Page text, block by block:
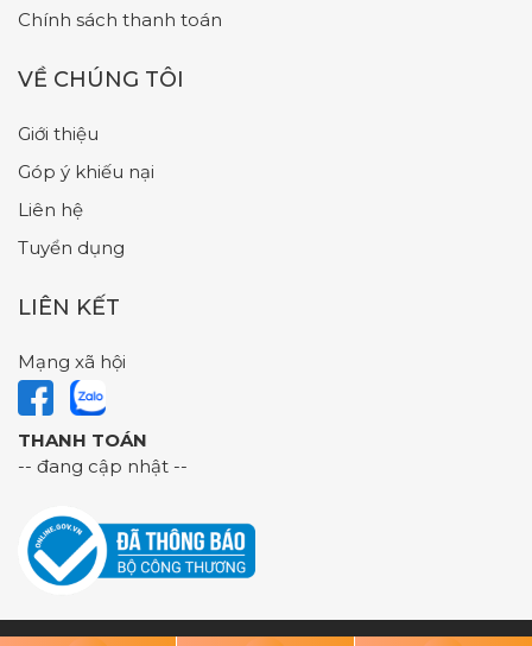
Chính sách thanh toán
VỀ CHÚNG TÔI
Giới thiệu
Góp ý khiếu nại
Liên hệ
Tuyển dụng
LIÊN KẾT
Mạng xã hội
THANH TOÁN
-- đang cập nhật --